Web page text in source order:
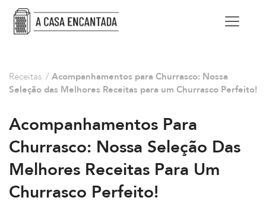
Receitas / Acompanhamentos para Churrasco: Nossa
Seleção das Melhores Receitas para um Churrasco Perfeito!
Acompanhamentos Para
Churrasco: Nossa Seleção Das
Melhores Receitas Para Um
Churrasco Perfeito!